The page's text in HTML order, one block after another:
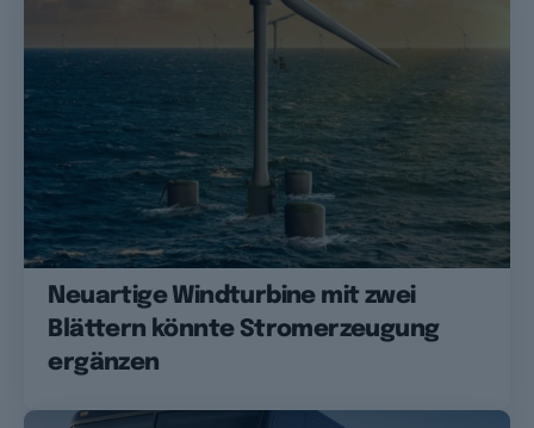
Neuartige Windturbine mit zwei
Blättern könnte Stromerzeugung
ergänzen